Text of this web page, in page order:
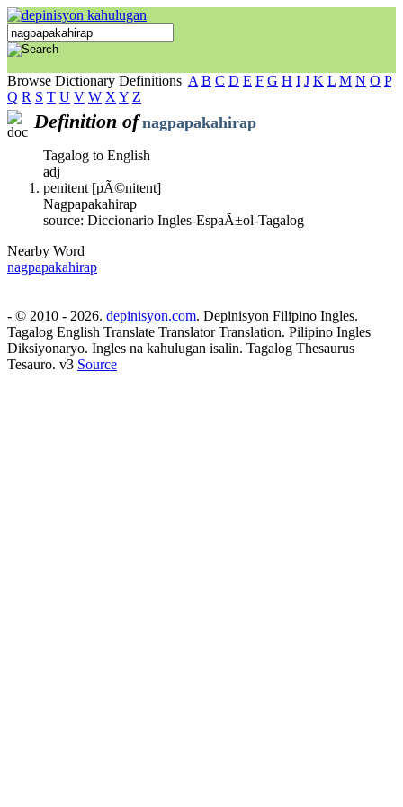
Browse Dictionary Definitions A B C D E F G H I J K L M N O P
Q R S T U V W X Y Z
Definition of nagpapakahirap
Tagalog to English
adj
penitent [pÃ©nitent]
Nagpapakahirap
source: Diccionario Ingles-EspaÃ±ol-Tagalog
Nearby Word
nagpapakahirap
- © 2010 - 2026. depinisyon.com. Depinisyon Filipino Ingles.
Tagalog English Translate Translator Translation. Pilipino Ingles
Diksiyonaryo. Ingles na kahulugan isalin. Tagalog Thesaurus
Tesauro. v3 Source